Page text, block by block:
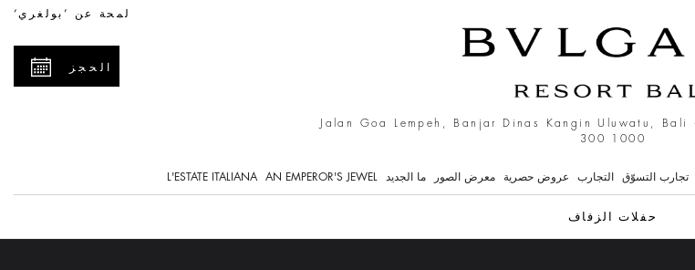
لمحة عن ’بولغري‘
Jalan Goa Lempeh, Banjar Dinas Kangin Uluwatu, Bali
300 1000
الحجز
تجارب التسوّق التجارب عروض حصرية معرض الصور ما الجديد AN EMPEROR'S JEWEL
L'ESTATE ITALIANA
حفلات الزفاف